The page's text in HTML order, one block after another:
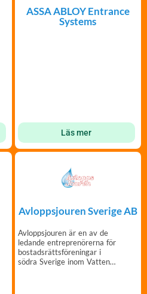
ASSA ABLOY Entrance
Systems
Läs mer
Avloppsjouren Sverige AB
Avloppsjouren är en av de
ledande entreprenörerna för
bostadsrättsföreningar i
södra Sverige inom Vatten